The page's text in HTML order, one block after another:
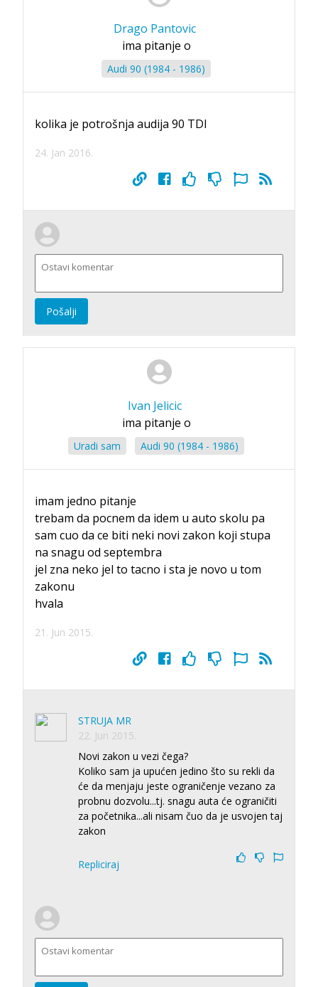
Drago Pantovic
ima pitanje o
Audi 90 (1984 - 1986)
kolika je potrošnja audija 90 TDI
24. Jan 2016.
Pošalji
Ivan Jelicic
ima pitanje o
Uradi sam Audi 90 (1984 - 1986)
imam jedno pitanje
trebam da pocnem da idem u auto skolu pa
sam cuo da ce biti neki novi zakon koji stupa
na snagu od septembra
jel zna neko jel to tacno i sta je novo u tom
zakonu
hvala
21. Jun 2015.
STRUJA MR
22. Jun 2015.
Novi zakon u vezi čega?
Koliko sam ja upućen jedino što su rekli da
će da menjaju jeste ograničenje vezano za
probnu dozvolu...tj. snagu auta će ograničiti
za početnika...ali nisam čuo da je usvojen taj
zakon
Repliciraj